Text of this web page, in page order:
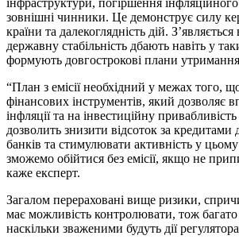
зовнішні чинники. Це демонструє силу
країни та далекоглядність дій.
державну стабільність дбають навіть у
формують довгострокові плани
“План з емісії необхідний у межах того,
фінансових інструментів, який дозволяє
інфляції та на інвестиційну
дозволить знизити відсоток за кредитами
банків та стимулювати активність у
зможемо обійтися без емісії, якщо не
каже експерт.
Загалом перераховані вище ризики,
має можливість контролювати, тож багато
наскільки зваженими будуть дії